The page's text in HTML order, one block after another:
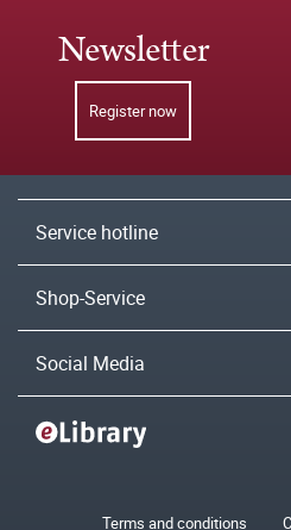
Newsletter
Register now
Service hotline
Shop-Service
Social Media
Terms and conditions